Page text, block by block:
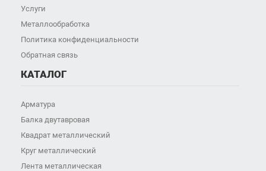
Услуги
Металлообработка
Политика конфиденциальности
Обратная связь
КАТАЛОГ
Арматура
Балка двутавровая
Квадрат металлический
Круг металлический
Лента металлическая